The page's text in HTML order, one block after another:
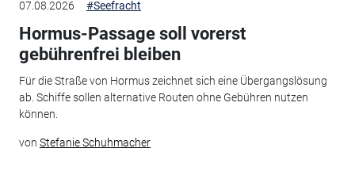
07.08.2026 #Seefracht
Hormus-Passage soll vorerst
gebührenfrei bleiben
Für die Straße von Hormus zeichnet sich eine Übergangslösung
ab. Schiffe sollen alternative Routen ohne Gebühren nutzen
können.
von Stefanie Schuhmacher